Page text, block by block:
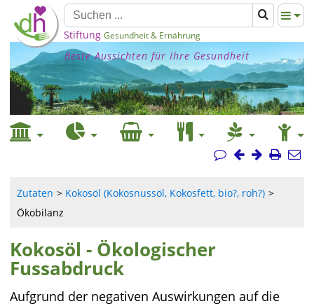
Stiftung Gesundheit & Ernährung
Beste Aussichten für Ihre Gesundheit
Zutaten
Kokosöl (Kokosnussöl, Kokosfett, bio?, roh?)
Ökobilanz
Kokosöl - Ökologischer
Fussabdruck
Aufgrund der negativen Auswirkungen auf die